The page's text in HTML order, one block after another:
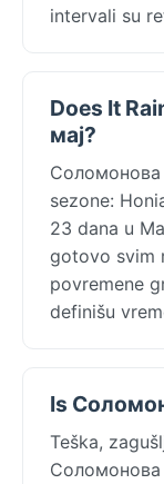
intervali su
Does It
мај?
Соломонова
sezone:
23 dana u
gotovo svim
povremene
definišu
Is
Teška,
Соломонова